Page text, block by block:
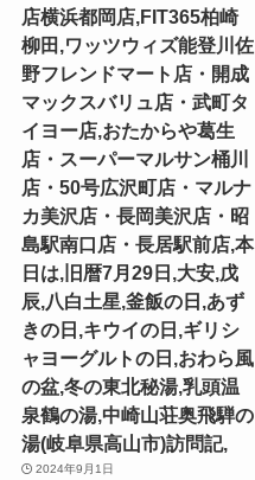
店横浜都岡店,FIT365柏崎
柳田,ワッツウィズ能登川佐
野フレンドマート店・開成
マックスバリュ店・武町タ
イヨー店,おたからや葛生
店・スーパーマルサン桶川
店・50号広沢町店・マルナ
カ美沢店・長岡美沢店・昭
島駅南口店・長居駅前店,本
日は,旧暦7月29日,大安,戊
辰,八白土星,釜飯の日,あず
きの日,キウイの日,ギリシ
ャヨーグルトの日,おわら風
の盆,冬の東北秘湯,乳頭温
泉鶴の湯,中崎山荘奥飛騨の
湯(岐阜県高山市)訪問記,
2024年9月1日